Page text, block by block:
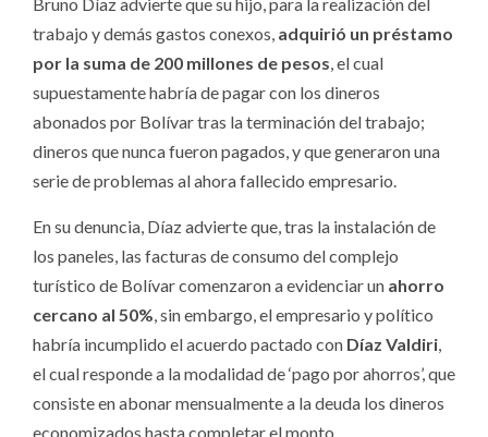
trabajo y demás gastos conexos, adquirió un préstamo
por la suma de 200 millones de pesos, el cual
supuestamente habría de pagar con los dineros
abonados por Bolívar tras la terminación del trabajo;
dineros que nunca fueron pagados, y que generaron una
serie de problemas al ahora fallecido empresario.
En su denuncia, Díaz advierte que, tras la instalación de
los paneles, las facturas de consumo del complejo
turístico de Bolívar comenzaron a evidenciar un ahorro
cercano al 50%, sin embargo, el empresario y político
habría incumplido el acuerdo pactado con Díaz Valdiri,
el cual responde a la modalidad de ‘pago por ahorros’, que
consiste en abonar mensualmente a la deuda los dineros
economizados hasta completar el monto.